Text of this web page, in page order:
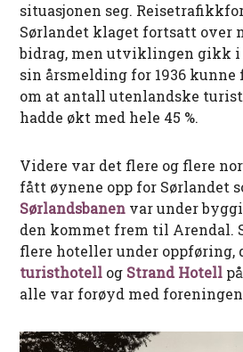
situasjonen seg.
Sørlandet klaget fortsatt over
bidrag, men utviklingen gikk
sin årsmelding for 1936
om at antall utenlandske
hadde økt med hele 45 %.
Videre var det flere og flere
fått øynene opp for Sørlandet
Sørlandsbanen var under
den kommet frem til Arendal.
flere hoteller under oppføring,
turisthotell og Strand Hotell
alle var forøyd med